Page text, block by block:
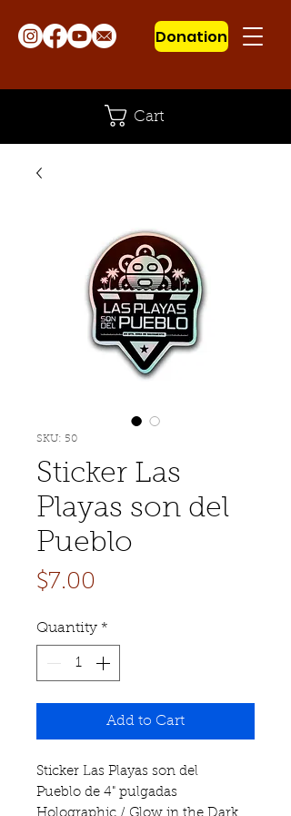
Donation
Cart
SKU: 50
Sticker Las
Playas son del
Pueblo
$7.00
Quantity *
Add to Cart
Sticker Las Playas son del
Pueblo de 4" pulgadas